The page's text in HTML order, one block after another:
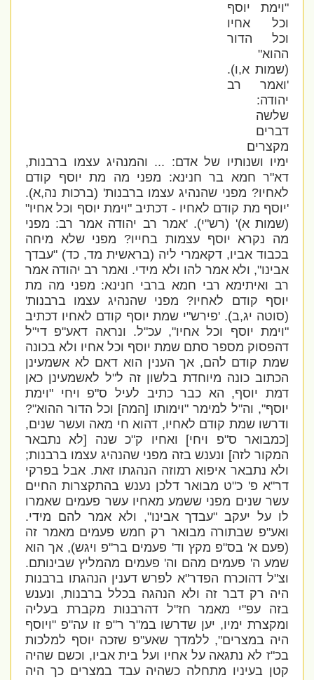
"וימת יוסף
וכל אחיו
וכל הדור
ההוא"
(שמות א,ו).
'ואמר רב
יהודה:
שלשה
דברים
מקצרים
ימיו ושנותיו של אדם: ... והמנהיג עצמו ברבנות,
דא"ר חמא בר חנינא: מפני מה מת יוסף קודם
לאחיו? מפני שהנהיג עצמו ברבנות' (ברכות נה,א).
'יוסף מת קודם לאחיו - דכתיב "וימת יוסף וכל אחיו"
(שמות א)' (רש"י). 'אמר רב יהודה אמר רב: מפני
מה נקרא יוסף עצמות בחייו? מפני שלא מיחה
בכבוד אביו, דקאמרי ליה (בראשית מד, כד) "עבדך
אבינו", ולא אמר להו ולא מידי. ואמר רב יהודה אמר
רב ואיתימא רבי חמא ברבי חנינא: מפני מה מת
יוסף קודם לאחיו? מפני שהנהיג עצמו ברבנות'
(סוטה יג,ב). 'פירש"י שמת יוסף קודם לאחיו דכתיב
"וימת יוסף וכל אחיו", עכ"ל. ונראה דאע"פ די"ל
דהפסוק מספר סתם שמת יוסף וכל אחיו ולא בכונה
שמת קודם להם, אך הענין הוא דאם לא אשמעינן
הכתוב כונה מיוחדת בלשון זה ל"ל לאשמעינן כאן
דמת יוסף, הא כבר כתיב לעיל ס"פ ויחי "וימת
יוסף", וה"ל למימר "וימותו [המה] וכל הדור ההוא"?
ודרשו שמת קודם לאחיו, דהוא חי מאה ועשר שנים,
[כמבואר ס"פ ויחי] ואחיו ק"כ שנה [לא נתבאר
המקור לזה] ונענש בזה מפני שהנהיג עצמו ברבנות;
ולא נתבאר איפוא רמוזה הנהגתו זאת. אבל בפרקי
דר"א פ' כ"ט מבואר דלכן נענש בהתקצרות החיים
עשר שנים מפני ששמע מאחיו עשר פעמים שאמרו
לו על יעקב "עבדך אבינו", ולא אמר להם מידי.
ואע"פ שבתורה מבואר רק חמש פעמים מאמר זה
(פעם א' בס"פ מקץ וד' פעמים בר"פ ויגש), אך הוא
שמע ה' פעמים מהם וה' פעמים מהמליץ שבינותם.
וצ"ל דהוכרח הפדר"א לפרש דענין הנהגתו ברבנות
היה רק דבר זה ולא הנהגה בכלל ברבנות, ונענש
בזה עפ"י מאמר חז"ל דהרבנות מקברת בעליה
ומקצרת ימיו, יען שדרשו במ"ר ר"פ זו עה"פ "ויוסף
היה במצרים", ללמדך שאע"פ שזכה יוסף למלכות
בכ"ז לא נתגאה על אחיו ועל בית אביו, וכשם שהיה
קטן בעיניו מתחלה כשהיה עבד במצרים כך היה